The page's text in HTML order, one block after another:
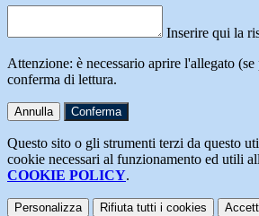
Inserire qui la
Attenzione: è necessario aprire l'allegato (se
conferma di lettura.
Annulla Conferma
Questo sito o gli strumenti terzi da questo
cookie necessari al funzionamento ed utili
COOKIE POLICY.
Personalizza Rifiuta tutti i cookies